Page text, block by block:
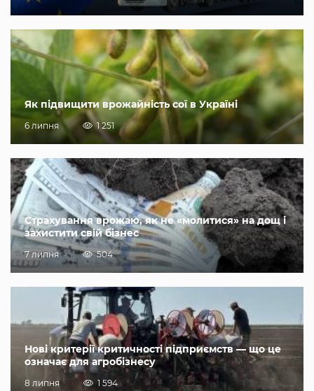
Як підвищити врожайність сої в Україні
6 липня 1 251
Страхування врожаю, як не «молитися» на дощ і
захистити свій бізнес
7 липня 504
Нові критерії критичності підприємств — що це
означає для агробізнесу
8 липня 1 594